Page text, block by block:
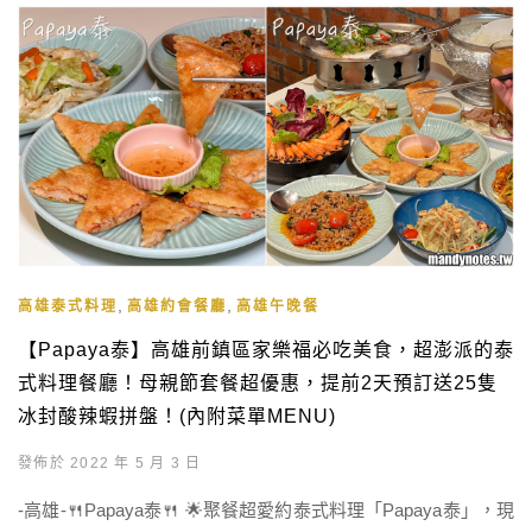
高雄泰式料理 高雄約會餐廳 高雄午晚餐
【Papaya泰】高雄前鎮區家樂福必吃美食，超澎派的泰
式料理餐廳！母親節套餐超優惠，提前2天預訂送25隻
冰封酸辣蝦拼盤！(內附菜單MENU)
發佈於 2022 年 5 月 3 日
-高雄-🍴Papaya泰🍴 🌟聚餐超愛約泰式料理「Papaya泰」，現